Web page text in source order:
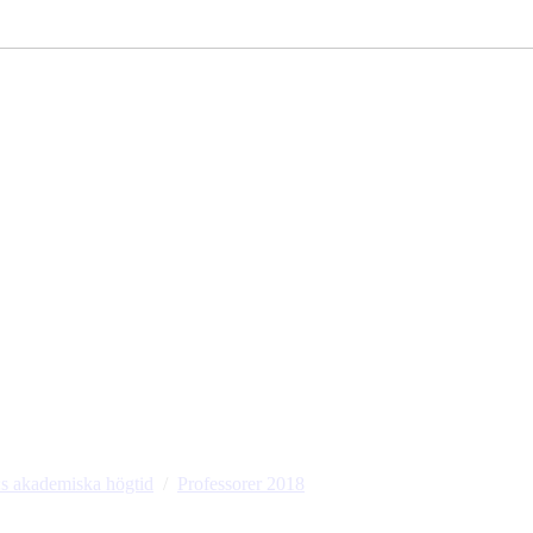
akademiska högtid Professorer 2018